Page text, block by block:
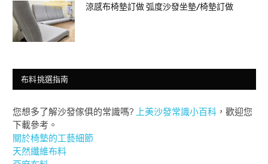
涼感布椅墊訂做 弧度沙發坐墊/椅墊訂做
布料挑選指南
您想多了解沙發傢俱的常識嗎? 上美沙發常識小百科 ，歡迎您
下載參考。
關於椅墊的工藝細節
天然纖維布料